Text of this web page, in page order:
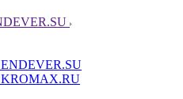
ENDEVER.SU
KROMAX.RU